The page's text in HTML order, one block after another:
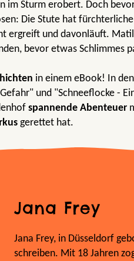
im Sturm erobert. Doch
Die Stute hat
ergreift und davonläuft.
bevor etwas Schlimmes
in einem eBook! In
und "Schneeflocke -
spannende Abenteuer
gerettet hat.
Jana Frey
Jana Frey, in Düsseldorf
schreiben. Mit 18 Jahren